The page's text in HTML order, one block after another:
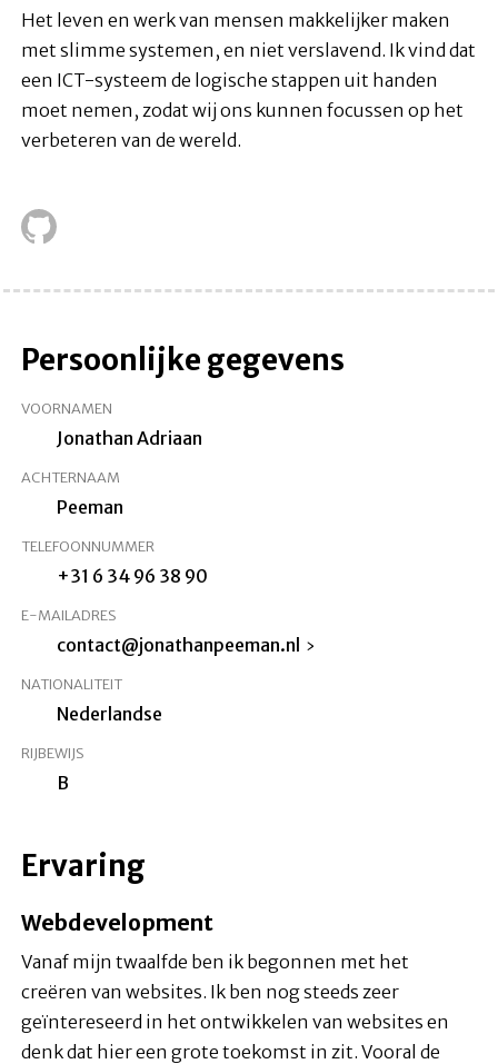
Het leven en werk van mensen makkelijker maken
met slimme systemen, en niet verslavend. Ik vind dat
een ICT-systeem de logische stappen uit handen
moet nemen, zodat wij ons kunnen focussen op het
verbeteren van de wereld.
Persoonlijke gegevens
VOORNAMEN
Jonathan Adriaan
ACHTERNAAM
Peeman
TELEFOONNUMMER
+31 6 34 96 38 90
E-MAILADRES
contact@jonathanpeeman.nl
NATIONALITEIT
Nederlandse
RIJBEWIJS
B
Ervaring
Webdevelopment
Vanaf mijn twaalfde ben ik begonnen met het
creëren van websites. Ik ben nog steeds zeer
geïntereseerd in het ontwikkelen van websites en
denk dat hier een grote toekomst in zit. Vooral de